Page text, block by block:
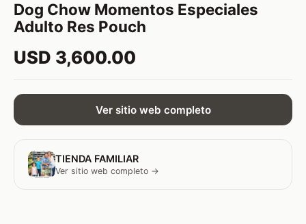
Dog Chow Momentos Especiales
Adulto Res Pouch
USD 3,600.00
Ver sitio web completo
TIENDA FAMILIAR
Ver sitio web completo →